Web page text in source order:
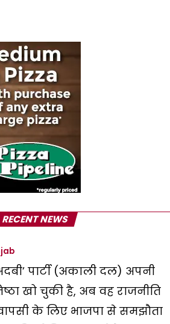
RECENT NEWS
पार्टी (अकाली दल) अपनी
खो चुकी है, अब वह राजनीति
के लिए भाजपा से समझौता